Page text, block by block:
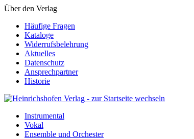
Über den Verlag
Häufige Fragen
Kataloge
Widerrufsbelehrung
Aktuelles
Datenschutz
Ansprechpartner
Historie
Instrumental
Vokal
Ensemble und Orchester